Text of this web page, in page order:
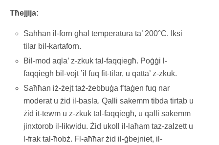
Tħejjija:
Saħħan il-forn għal temperatura ta’ 200°C. Iksi
tilar bil-kartaforn.
Bil-mod aqla’ z-zkuk tal-faqqiegħ. Poġġi l-
faqqiegħ bil-vojt ’il fuq fit-tilar, u qatta’ z-zkuk.
Saħħan iż-żejt taż-żebbuġa f’taġen fuq nar
moderat u żid il-basla. Qalli sakemm tibda tirtab u
żid it-tewm u z-zkuk tal-faqqiegħ, u qalli sakemm
jinxtorob il-likwidu. Żid ukoll il-laħam taz-zalzett u
l-frak tal-ħobż. Fl-aħħar żid il-ġbejniet, il-